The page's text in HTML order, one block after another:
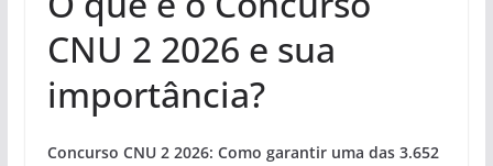
CNU 2 2026 e sua
importância?
Concurso CNU 2 2026: Como garantir uma das 3.652